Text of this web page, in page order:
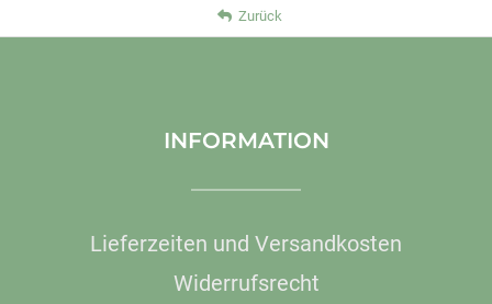
Zurück
INFORMATION
Lieferzeiten und Versandkosten
Widerrufsrecht